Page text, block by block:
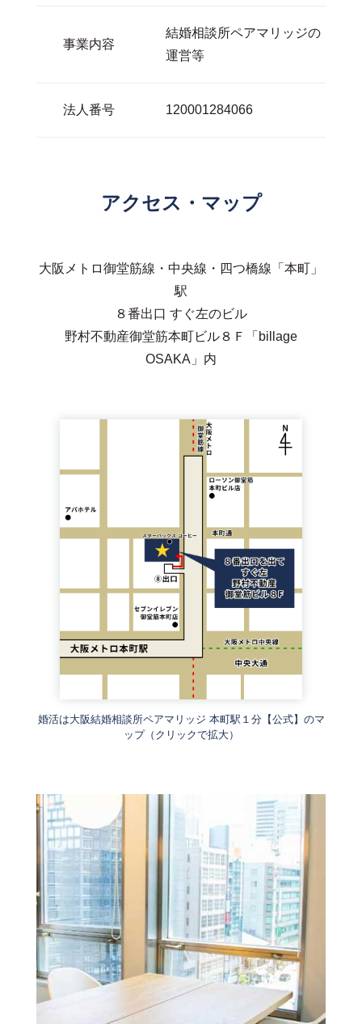
事業内容
結婚相談所ペアマリッジの
運営等
法人番号 120001284066
アクセス・マップ
大阪メトロ御堂筋線・中央線・四つ橋線「本町」
駅
８番出口 すぐ左のビル
野村不動産御堂筋本町ビル８Ｆ「billage
OSAKA」内
婚活は大阪結婚相談所ペアマリッジ 本町駅１分【公式】のマ
ップ（クリックで拡大）